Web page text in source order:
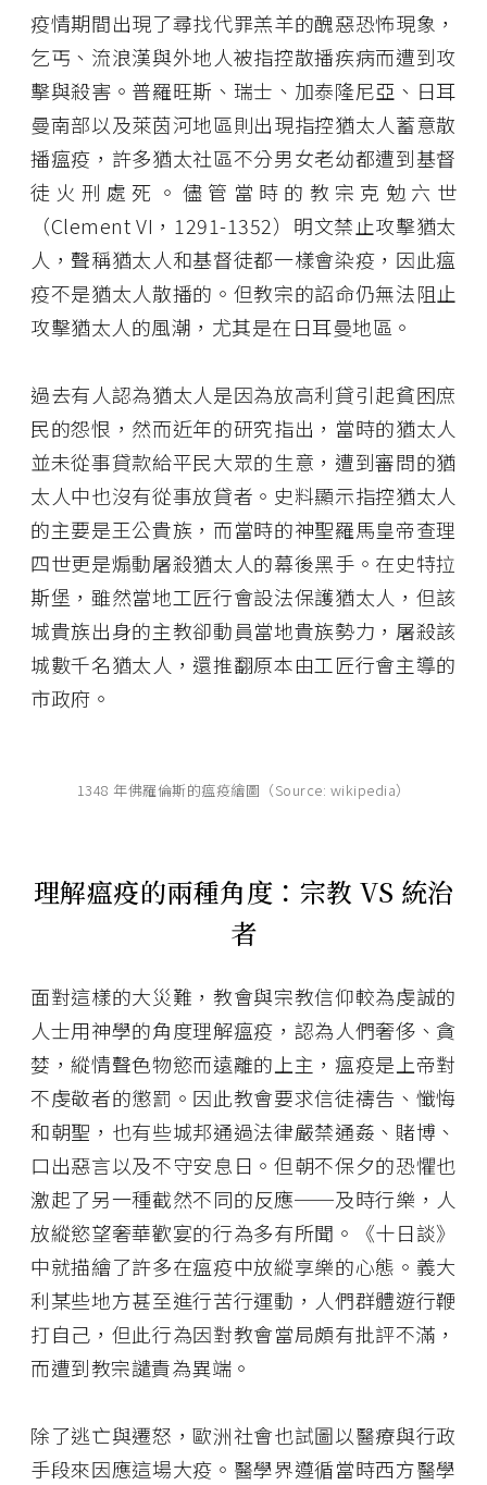
疫情期間出現了尋找代罪羔羊的醜惡恐怖現象，
乞丐、流浪漢與外地人被指控散播疾病而遭到攻
擊與殺害。普羅旺斯、瑞士、加泰隆尼亞、日耳
曼南部以及萊茵河地區則出現指控猶太人蓄意散
播瘟疫，許多猶太社區不分男女老幼都遭到基督
徒火刑處死。儘管當時的教宗克勉六世
（Clement VI，1291-1352）明文禁止攻擊猶太
人，聲稱猶太人和基督徒都一樣會染疫，因此瘟
疫不是猶太人散播的。但教宗的詔命仍無法阻止
攻擊猶太人的風潮，尤其是在日耳曼地區。
過去有人認為猶太人是因為放高利貸引起貧困庶
民的怨恨，然而近年的研究指出，當時的猶太人
並未從事貸款給平民大眾的生意，遭到審問的猶
太人中也沒有從事放貸者。史料顯示指控猶太人
的主要是王公貴族，而當時的神聖羅馬皇帝查理
四世更是煽動屠殺猶太人的幕後黑手。在史特拉
斯堡，雖然當地工匠行會設法保護猶太人，但該
城貴族出身的主教卻動員當地貴族勢力，屠殺該
城數千名猶太人，還推翻原本由工匠行會主導的
市政府。
1348 年佛羅倫斯的瘟疫繪圖（Source: wikipedia）
理解瘟疫的兩種角度：宗教 VS 統治
者
面對這樣的大災難，教會與宗教信仰較為虔誠的
人士用神學的角度理解瘟疫，認為人們奢侈、貪
婪，縱情聲色物慾而遠離的上主，瘟疫是上帝對
不虔敬者的懲罰。因此教會要求信徒禱告、懺悔
和朝聖，也有些城邦通過法律嚴禁通姦、賭博、
口出惡言以及不守安息日。但朝不保夕的恐懼也
激起了另一種截然不同的反應──及時行樂，人
放縱慾望奢華歡宴的行為多有所聞。《十日談》
中就描繪了許多在瘟疫中放縱享樂的心態。義大
利某些地方甚至進行苦行運動，人們群體遊行鞭
打自己，但此行為因對教會當局頗有批評不滿，
而遭到教宗譴責為異端。
除了逃亡與遷怒，歐洲社會也試圖以醫療與行政
手段來因應這場大疫。醫學界遵循當時西方醫學